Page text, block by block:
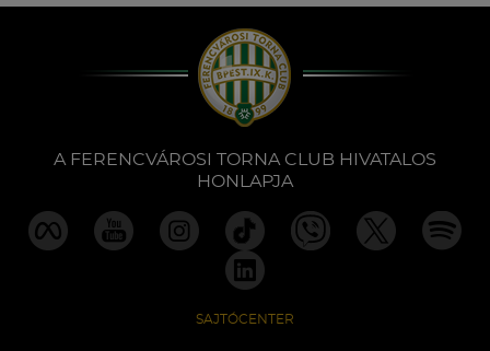
A FERENCVÁROSI TORNA CLUB HIVATALOS
HONLAPJA
SAJTÓCENTER